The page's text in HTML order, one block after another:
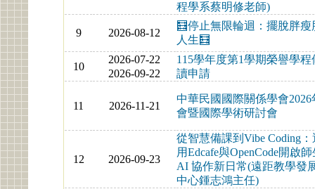
程學系蔡明修老師)
9 2026-08-12
🧮停止無限輪迴：擺脫胖瘦
人生🧮
10
2026-07-22
2026-09-22
115學年度第1學期榮譽學程
讀申請
11 2026-11-21
中華民國國際關係學會2026
會暨國際學術研討會
12 2026-09-23
從智慧備課到Vibe Coding：
用Edcafe與OpenCode開啟師
AI 協作新日常(遠距教學發
中心鍾志鴻主任)